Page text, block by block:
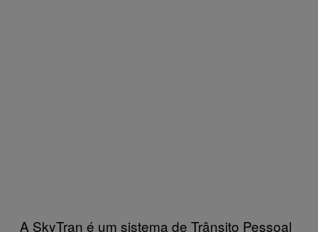
A SkyTran é um sistema de Trânsito Pessoal